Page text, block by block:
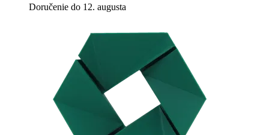
Doručenie do 12. augusta